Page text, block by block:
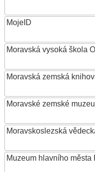
MojeID
Moravská vysoká škola
Moravská zemská
Moravské zemské
Moravskoslezská
Muzeum hlavního města